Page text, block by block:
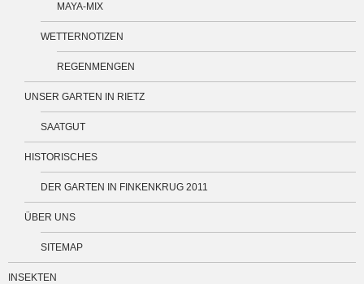
MAYA-MIX
WETTERNOTIZEN
REGENMENGEN
UNSER GARTEN IN RIETZ
SAATGUT
HISTORISCHES
DER GARTEN IN FINKENKRUG 2011
ÜBER UNS
SITEMAP
INSEKTEN